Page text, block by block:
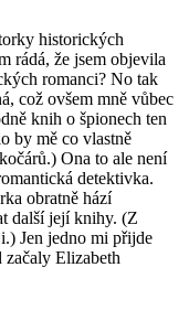
historických
rádá, že jsem objevila
romanci? No tak
což ovšem mně vůbec
knih o špionech ten
by mě co vlastně
Ona to ale není
detektivka.
obratně hází
další její knihy. (Z
Jen jedno mi přijde
Elizabeth